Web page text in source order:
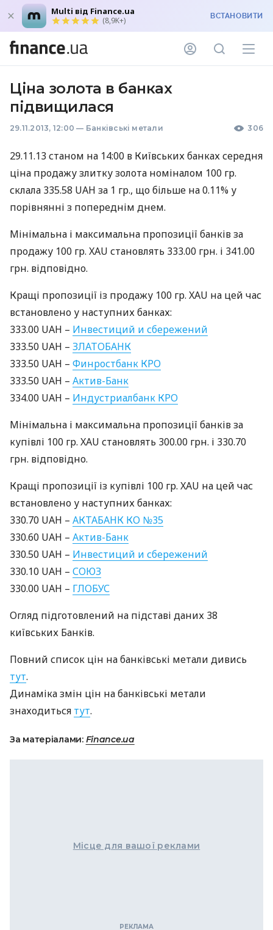
Multi від Finance.ua
(8,9K+) ВСТАНОВИТИ
Ціна золота в банках
підвищилася
29.11.2013, 12:00 — Банківські метали 306
29.11.13 станом на 14:00 в Київських банках середня
ціна продажу злитку золота номіналом 100 гр.
склала 335.58 UAH за 1 гр., що більше на 0.11% у
порівнянні з попереднім днем.
Мінімальна і максимальна пропозиції банків за
продажу 100 гр. XAU становлять 333.00 грн. і 341.00
грн. відповідно.
Кращі пропозиції із продажу 100 гр. XAU на цей час
встановлено у наступних банках:
333.00 UAH – Инвестиций и сбережений
333.50 UAH – ЗЛАТОБАНК
333.50 UAH – Финростбанк КРО
333.50 UAH – Актив-Банк
334.00 UAH – Индустриалбанк КРО
Мінімальна і максимальна пропозиції банків за
купівлі 100 гр. XAU становлять 300.00 грн. і 330.70
грн. відповідно.
Кращі пропозиції із купівлі 100 гр. XAU на цей час
встановлено у наступних банках:
330.70 UAH – АКТАБАНК КО №35
330.60 UAH – Актив-Банк
330.50 UAH – Инвестиций и сбережений
330.10 UAH – СОЮЗ
330.00 UAH – ГЛОБУС
Огляд підготовлений на підставі даних 38
київських Банків.
Повний список цін на банківські метали дивись
тут.
Динаміка змін цін на банківські метали
знаходиться тут.
За матеріалами: Finance.ua
Місце для вашої реклами